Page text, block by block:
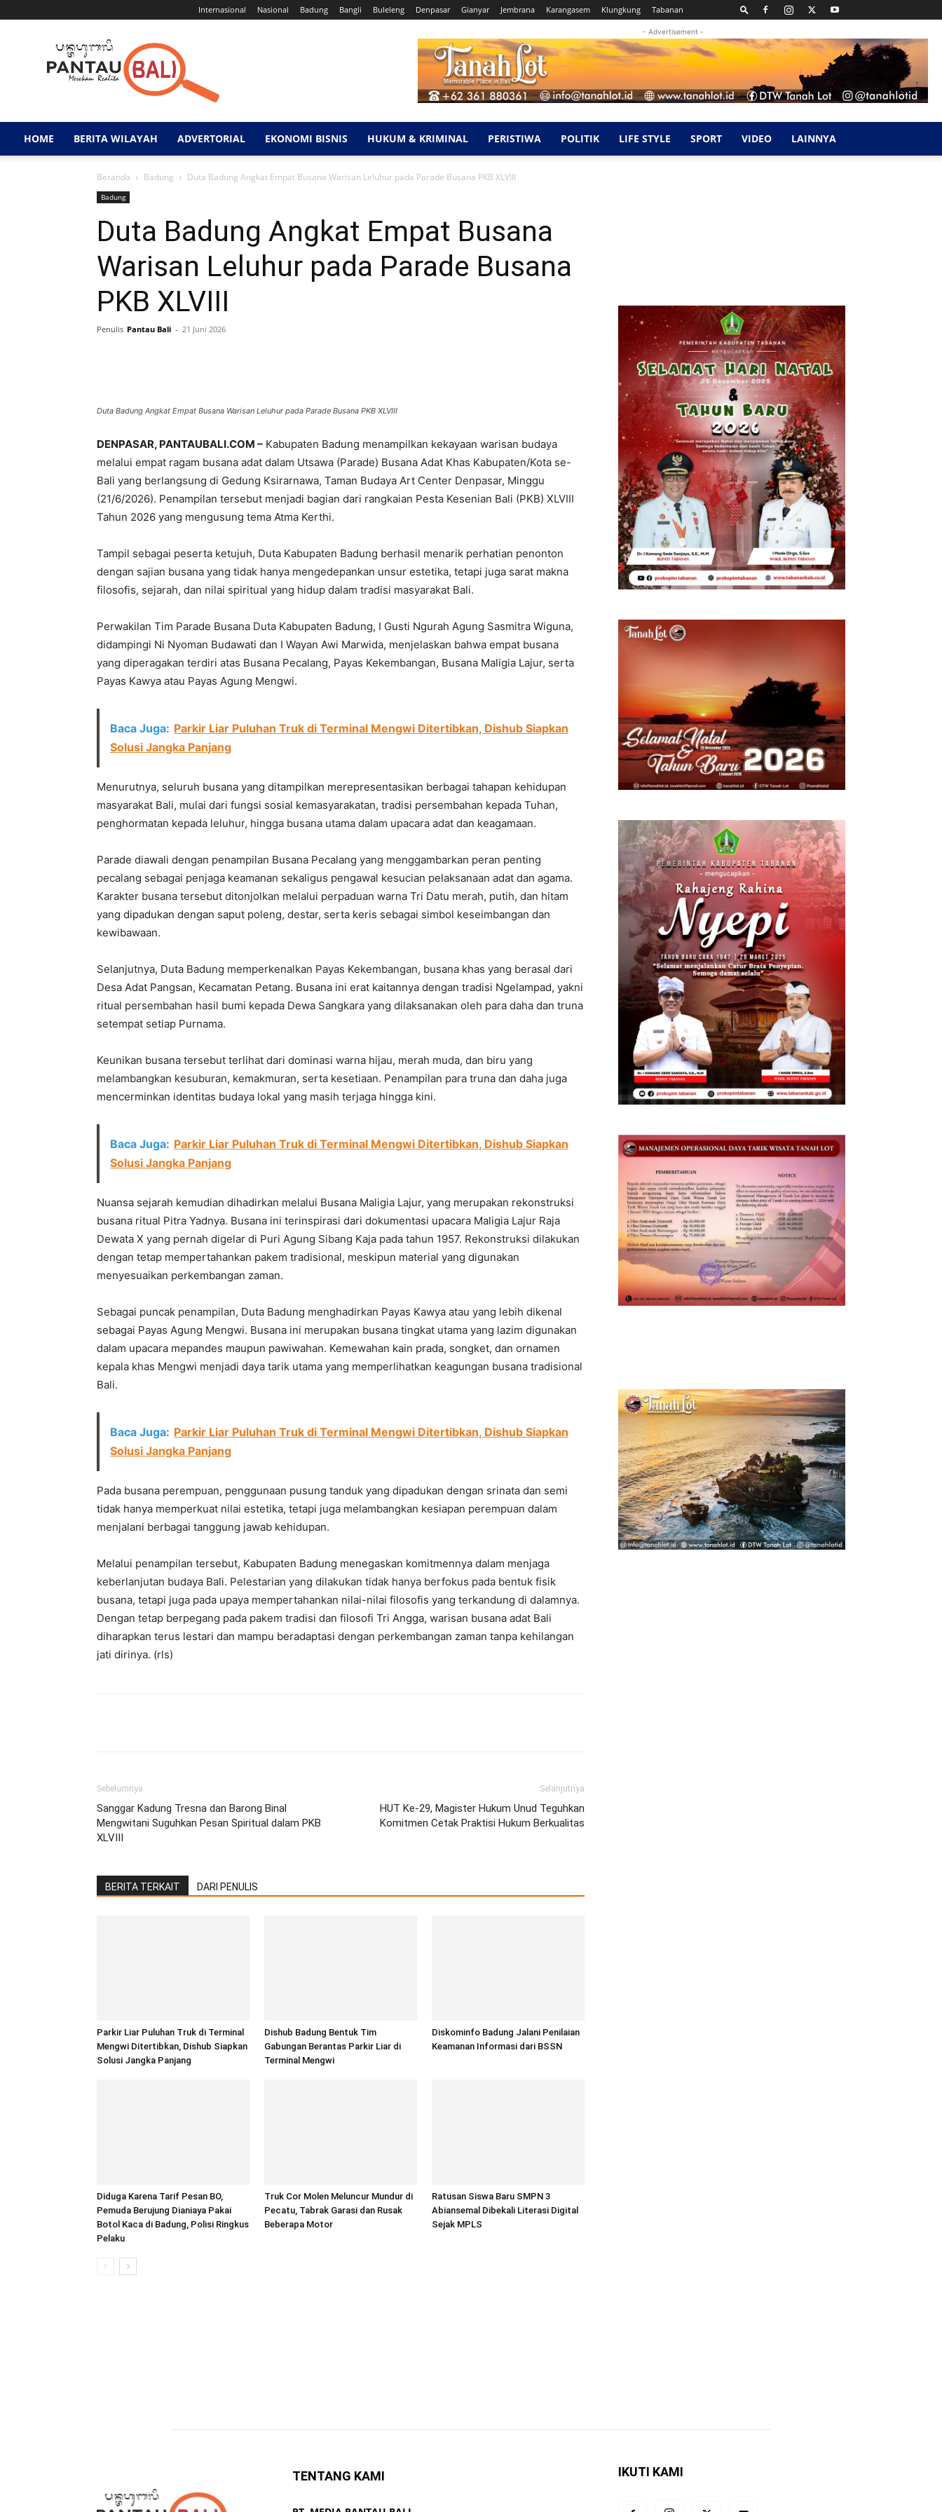
Internasional Nasional Badung Bangli Buleleng Denpasar Gianyar Jembrana Karangasem Klungkung Tabanan
Pantau
Bali
- Advertisement -
HOME BERITA WILAYAH ADVERTORIAL EKONOMI BISNIS HUKUM & KRIMINAL PERISTIWA POLITIK LIFE STYLE SPORT VIDEO LAINNYA
Beranda Badung Duta Badung Angkat Empat Busana Warisan Leluhur pada Parade Busana PKB XLVIII
Badung
Duta Badung Angkat Empat Busana
Warisan Leluhur pada Parade Busana
PKB XLVIII
Penulis Pantau Bali - 21 Juni 2026
Duta Badung Angkat Empat Busana Warisan Leluhur pada Parade Busana PKB XLVIII
DENPASAR, PANTAUBALI.COM – Kabupaten Badung menampilkan kekayaan warisan budaya
melalui empat ragam busana adat dalam Utsawa (Parade) Busana Adat Khas Kabupaten/Kota se-
Bali yang berlangsung di Gedung Ksirarnawa, Taman Budaya Art Center Denpasar, Minggu
(21/6/2026). Penampilan tersebut menjadi bagian dari rangkaian Pesta Kesenian Bali (PKB) XLVIII
Tahun 2026 yang mengusung tema Atma Kerthi.
Tampil sebagai peserta ketujuh, Duta Kabupaten Badung berhasil menarik perhatian penonton
dengan sajian busana yang tidak hanya mengedepankan unsur estetika, tetapi juga sarat makna
filosofis, sejarah, dan nilai spiritual yang hidup dalam tradisi masyarakat Bali.
Perwakilan Tim Parade Busana Duta Kabupaten Badung, I Gusti Ngurah Agung Sasmitra Wiguna,
didampingi Ni Nyoman Budawati dan I Wayan Awi Marwida, menjelaskan bahwa empat busana
yang diperagakan terdiri atas Busana Pecalang, Payas Kekembangan, Busana Maligia Lajur, serta
Payas Kawya atau Payas Agung Mengwi.
Baca Juga: Parkir Liar Puluhan Truk di Terminal Mengwi Ditertibkan, Dishub Siapkan
Solusi Jangka Panjang
Menurutnya, seluruh busana yang ditampilkan merepresentasikan berbagai tahapan kehidupan
masyarakat Bali, mulai dari fungsi sosial kemasyarakatan, tradisi persembahan kepada Tuhan,
penghormatan kepada leluhur, hingga busana utama dalam upacara adat dan keagamaan.
Parade diawali dengan penampilan Busana Pecalang yang menggambarkan peran penting
pecalang sebagai penjaga keamanan sekaligus pengawal kesucian pelaksanaan adat dan agama.
Karakter busana tersebut ditonjolkan melalui perpaduan warna Tri Datu merah, putih, dan hitam
yang dipadukan dengan saput poleng, destar, serta keris sebagai simbol keseimbangan dan
kewibawaan.
Selanjutnya, Duta Badung memperkenalkan Payas Kekembangan, busana khas yang berasal dari
Desa Adat Pangsan, Kecamatan Petang. Busana ini erat kaitannya dengan tradisi Ngelampad, yakni
ritual persembahan hasil bumi kepada Dewa Sangkara yang dilaksanakan oleh para daha dan truna
setempat setiap Purnama.
Keunikan busana tersebut terlihat dari dominasi warna hijau, merah muda, dan biru yang
melambangkan kesuburan, kemakmuran, serta kesetiaan. Penampilan para truna dan daha juga
mencerminkan identitas budaya lokal yang masih terjaga hingga kini.
Baca Juga: Parkir Liar Puluhan Truk di Terminal Mengwi Ditertibkan, Dishub Siapkan
Solusi Jangka Panjang
Nuansa sejarah kemudian dihadirkan melalui Busana Maligia Lajur, yang merupakan rekonstruksi
busana ritual Pitra Yadnya. Busana ini terinspirasi dari dokumentasi upacara Maligia Lajur Raja
Dewata X yang pernah digelar di Puri Agung Sibang Kaja pada tahun 1957. Rekonstruksi dilakukan
dengan tetap mempertahankan pakem tradisional, meskipun material yang digunakan
menyesuaikan perkembangan zaman.
Sebagai puncak penampilan, Duta Badung menghadirkan Payas Kawya atau yang lebih dikenal
sebagai Payas Agung Mengwi. Busana ini merupakan busana tingkat utama yang lazim digunakan
dalam upacara mepandes maupun pawiwahan. Kemewahan kain prada, songket, dan ornamen
kepala khas Mengwi menjadi daya tarik utama yang memperlihatkan keagungan busana tradisional
Bali.
Baca Juga: Parkir Liar Puluhan Truk di Terminal Mengwi Ditertibkan, Dishub Siapkan
Solusi Jangka Panjang
Pada busana perempuan, penggunaan pusung tanduk yang dipadukan dengan srinata dan semi
tidak hanya memperkuat nilai estetika, tetapi juga melambangkan kesiapan perempuan dalam
menjalani berbagai tanggung jawab kehidupan.
Melalui penampilan tersebut, Kabupaten Badung menegaskan komitmennya dalam menjaga
keberlanjutan budaya Bali. Pelestarian yang dilakukan tidak hanya berfokus pada bentuk fisik
busana, tetapi juga pada upaya mempertahankan nilai-nilai filosofis yang terkandung di dalamnya.
Dengan tetap berpegang pada pakem tradisi dan filosofi Tri Angga, warisan busana adat Bali
diharapkan terus lestari dan mampu beradaptasi dengan perkembangan zaman tanpa kehilangan
jati dirinya. (rls)
Sebelumnya
Sanggar Kadung Tresna dan Barong Binal
Mengwitani Suguhkan Pesan Spiritual dalam PKB
XLVIII
Selanjutnya
HUT Ke-29, Magister Hukum Unud Teguhkan
Komitmen Cetak Praktisi Hukum Berkualitas
BERITA TERKAIT DARI PENULIS
Parkir Liar Puluhan Truk di Terminal
Mengwi Ditertibkan, Dishub Siapkan
Solusi Jangka Panjang
Dishub Badung Bentuk Tim
Gabungan Berantas Parkir Liar di
Terminal Mengwi
Diskominfo Badung Jalani Penilaian
Keamanan Informasi dari BSSN
Diduga Karena Tarif Pesan BO,
Pemuda Berujung Dianiaya Pakai
Botol Kaca di Badung, Polisi Ringkus
Pelaku
Truk Cor Molen Meluncur Mundur di
Pecatu, Tabrak Garasi dan Rusak
Beberapa Motor
Ratusan Siswa Baru SMPN 3
Abiansemal Dibekali Literasi Digital
Sejak MPLS
TENTANG KAMI IKUTI KAMI